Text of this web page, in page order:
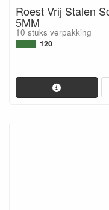
Roest Vrij Stalen
5MM
10 stuks verpakking
120